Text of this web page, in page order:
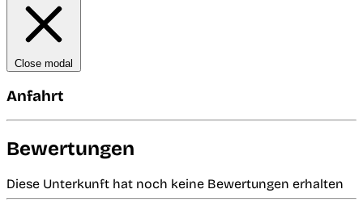
Close modal
Anfahrt
Bewertungen
Diese Unterkunft hat noch keine Bewertungen erhalten